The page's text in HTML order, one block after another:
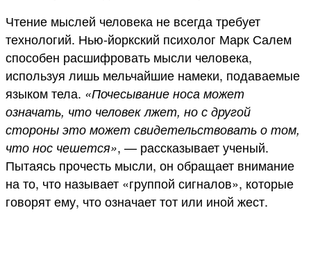
Чтение мыслей человека не всегда требует
технологий. Нью-йоркский психолог Марк Салем
способен расшифровать мысли человека,
используя лишь мельчайшие намеки, подаваемые
языком тела. «Почесывание носа может
означать, что человек лжет, но с другой
стороны это может свидетельствовать о том,
что нос чешется», — рассказывает ученый.
Пытаясь прочесть мысли, он обращает внимание
на то, что называет «группой сигналов», которые
говорят ему, что означает тот или иной жест.